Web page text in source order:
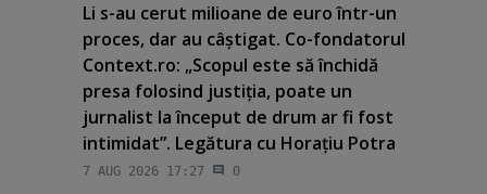
Li s-au cerut milioane de euro într-un
proces, dar au câştigat. Co-fondatorul
Context.ro: „Scopul este să închidă
presa folosind justiţia, poate un
jurnalist la început de drum ar fi fost
intimidat”. Legătura cu Horaţiu Potra
7 AUG 2026 17:27 0